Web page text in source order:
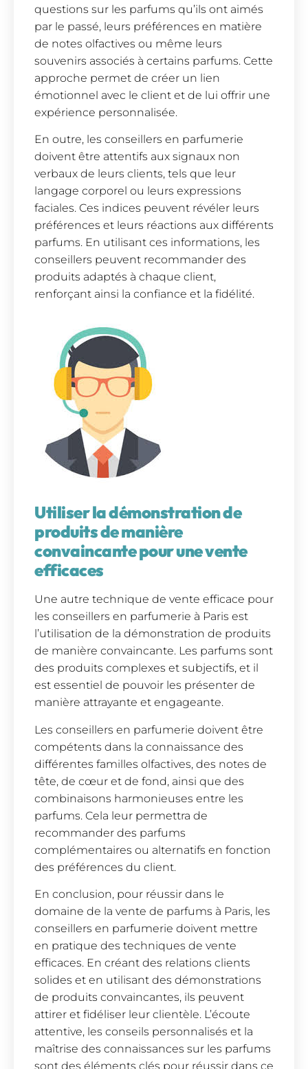
questions sur les parfums qu’ils ont aimés
par le passé, leurs préférences en matière
de notes olfactives ou même leurs
souvenirs associés à certains parfums. Cette
approche permet de créer un lien
émotionnel avec le client et de lui offrir une
expérience personnalisée.
En outre, les conseillers en parfumerie
doivent être attentifs aux signaux non
verbaux de leurs clients, tels que leur
langage corporel ou leurs expressions
faciales. Ces indices peuvent révéler leurs
préférences et leurs réactions aux différents
parfums. En utilisant ces informations, les
conseillers peuvent recommander des
produits adaptés à chaque client,
renforçant ainsi la confiance et la fidélité.
Utiliser la démonstration de
produits de manière
convaincante pour une vente
efficaces
Une autre technique de vente efficace pour
les conseillers en parfumerie à Paris est
l’utilisation de la démonstration de produits
de manière convaincante. Les parfums sont
des produits complexes et subjectifs, et il
est essentiel de pouvoir les présenter de
manière attrayante et engageante.
Les conseillers en parfumerie doivent être
compétents dans la connaissance des
différentes familles olfactives, des notes de
tête, de cœur et de fond, ainsi que des
combinaisons harmonieuses entre les
parfums. Cela leur permettra de
recommander des parfums
complémentaires ou alternatifs en fonction
des préférences du client.
En conclusion, pour réussir dans le
domaine de la vente de parfums à Paris, les
conseillers en parfumerie doivent mettre
en pratique des techniques de vente
efficaces. En créant des relations clients
solides et en utilisant des démonstrations
de produits convaincantes, ils peuvent
attirer et fidéliser leur clientèle. L’écoute
attentive, les conseils personnalisés et la
maîtrise des connaissances sur les parfums
sont des éléments clés pour réussir dans ce